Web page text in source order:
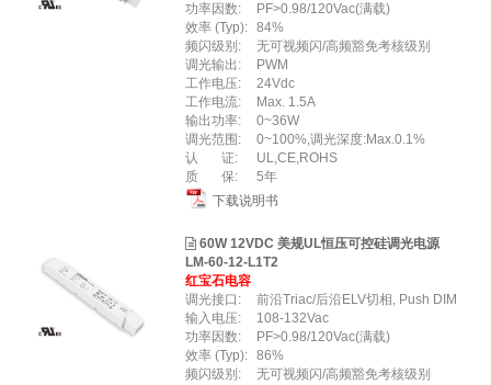
功率因数:
PF>0.98/120Vac(满载)
效率 (Typ): 84%
频闪级别:
无可视频闪/高频豁免考核级别
调光输出:
PWM
工作电压:
24Vdc
工作电流:
Max. 1.5A
输出功率:
0~36W
调光范围:
0~100%,调光深度:Max.0.1%
认 证:
UL,CE,ROHS
质 保:
5年
下载说明书
60W 12VDC 美规UL恒压可控硅调光电源
LM-60-12-L1T2
红宝石电容
调光接口:
前沿Triac/后沿ELV切相, Push DIM
输入电压:
108-132Vac
功率因数:
PF>0.98/120Vac(满载)
效率 (Typ): 86%
频闪级别:
无可视频闪/高频豁免考核级别